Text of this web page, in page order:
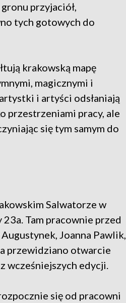
przyjaciół,
tych gotowych do
krakowską mapę
magicznymi i
i artyści odsłaniają
przestrzeniami pracy, ale
się tym samym do
Salwatorze w
Tam pracownie przed
Joanna Pawlik,
przewidziano otwarcie
wcześniejszych edycji.
się od pracowni